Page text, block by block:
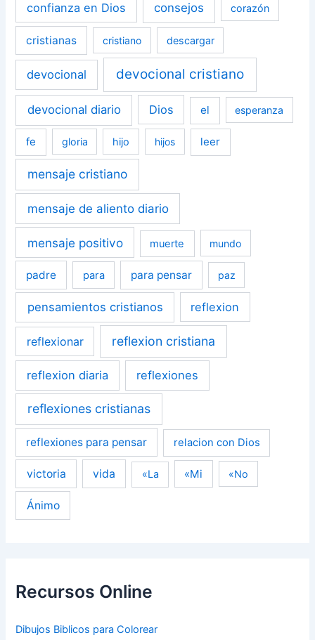
confianza en Dios consejos corazón
cristianas cristiano descargar
devocional devocional cristiano
devocional diario Dios el esperanza
fe gloria hijo hijos leer
mensaje cristiano
mensaje de aliento diario
mensaje positivo muerte mundo
padre para para pensar paz
pensamientos cristianos reflexion
reflexionar reflexion cristiana
reflexion diaria reflexiones
reflexiones cristianas
reflexiones para pensar relacion con Dios
victoria vida «La «Mi «No
Ánimo
Recursos Online
Dibujos Biblicos para Colorear